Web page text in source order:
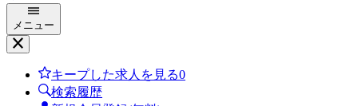
メニュー
キープした求人を見る0
検索履歴